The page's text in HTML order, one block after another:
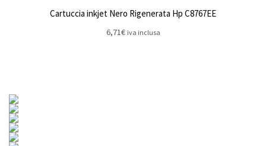
Cartuccia inkjet Nero Rigenerata Hp C8767EE
6,71€ iva inclusa